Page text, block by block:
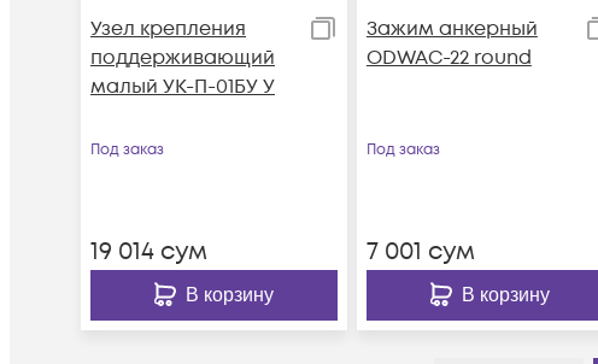
Узел крепления
поддерживающий
малый УК-П-01БУ У
Под заказ
19 014 сум
В корзину
Зажим анкерный
ODWAC-22 round
Под заказ
7 001 сум
В корзину